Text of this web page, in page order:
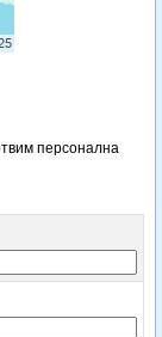
персонална